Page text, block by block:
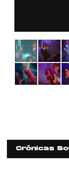
Crónicas